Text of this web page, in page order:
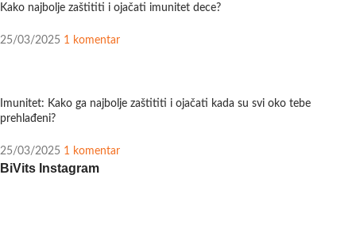
Kako najbolje zaštititi i ojačati imunitet dece?
25/03/2025 1 komentar
Imunitet: Kako ga najbolje zaštititi i ojačati kada su svi oko tebe
prehlađeni?
25/03/2025 1 komentar
BiVits Instagram